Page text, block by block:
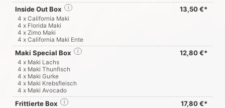
Inside Out Box 13,50 €*
i
4 x California Maki
4 x Florida Maki
4 x Zimo Maki
4 x California Maki Ente
Maki Special Box 12,80 €*
i
4 x Maki Lachs
4 x Maki Thunfisch
4 x Maki Gurke
4 x Maki Krebsfleisch
4 x Maki Avocado
Frittierte Box 17,80 €*
i